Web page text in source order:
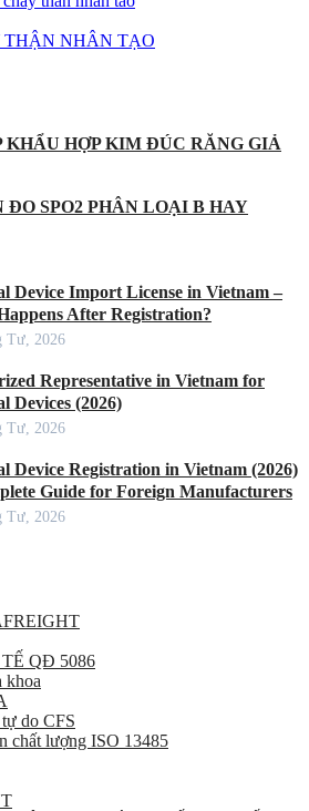
THẬN NHÂN TẠO
KHẨU HỢP KIM ĐÚC RĂNG GIẢ
SPO2 PHÂN LOẠI B HAY
Device Import License in Vietnam –
After Registration?
Tư, 2026
Representative in Vietnam for
Devices (2026)
Tư, 2026
Device Registration in Vietnam (2026)
Guide for Foreign Manufacturers
Tư, 2026
QĐ 5086
khoa
do CFS
chất lượng ISO 13485